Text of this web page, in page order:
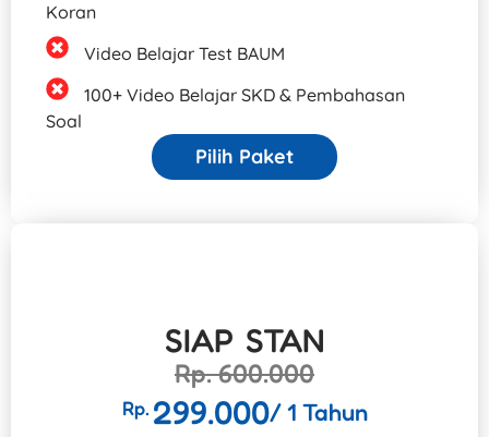
Koran
Video Belajar Test BAUM
100+ Video Belajar SKD & Pembahasan
Soal
Pilih Paket
SIAP STAN
Rp. 600.000
Rp. 299.000/ 1 Tahun